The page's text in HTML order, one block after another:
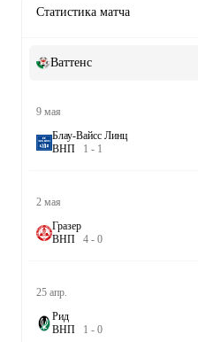
Статистика матча
Ваттенс
9 мая
Блау-Вайсс Линц
ВНП 1 - 1
2 мая
Гразер
ВНП 4 - 0
25 апр.
Рид
ВНП 1 - 0